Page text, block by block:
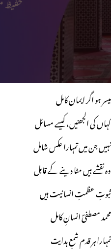
میسر ہو اگر ایمان کامل
کہاں کی الجھنیں، کیسے مسائل
نہیں جن میں تمہارا عکس شامل
وہ نقشے ہیں مٹا دینے کے قابل
ثبوتِ عظمتِ انسانیت ہیں
محمد مصطفیؐ انسانِ کامل
تمہارا ہر قدم شمعِ ہدایت